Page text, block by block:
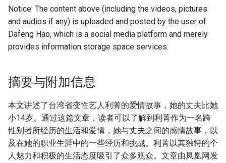
c
h
Notice: The content above (including the videos, pictures
and audios if any) is uploaded and posted by the user of
Dafeng Hao, which is a social media platform and merely
provides information storage space services.
摘要与附加信息
本文讲述了台湾省变性艺人利菁的爱情故事，她的丈夫比她
小14岁。通过这篇文章，读者可以了解到利菁作为一名跨
性别者所经历的生活和爱情，她与丈夫之间的感情故事，以
及在她的职业生涯中的一些经历和挑战。利菁以其独特的个
人魅力和积极的生活态度吸引了众多观众。文章由凤凰网发